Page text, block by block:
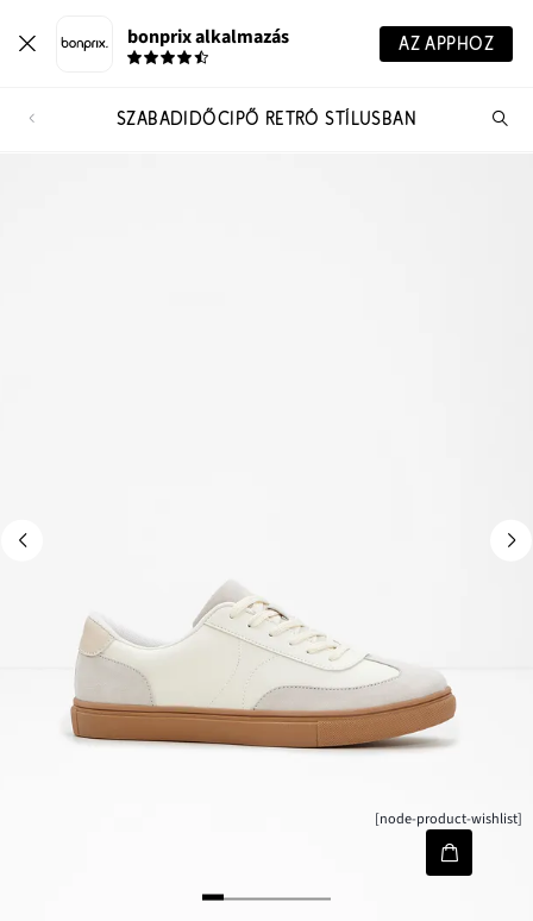
bonprix alkalmazás AZ APPHOZ
SZABADIDŐCIPŐ RETRÓ STÍLUSBAN
[node-product-wishlist]